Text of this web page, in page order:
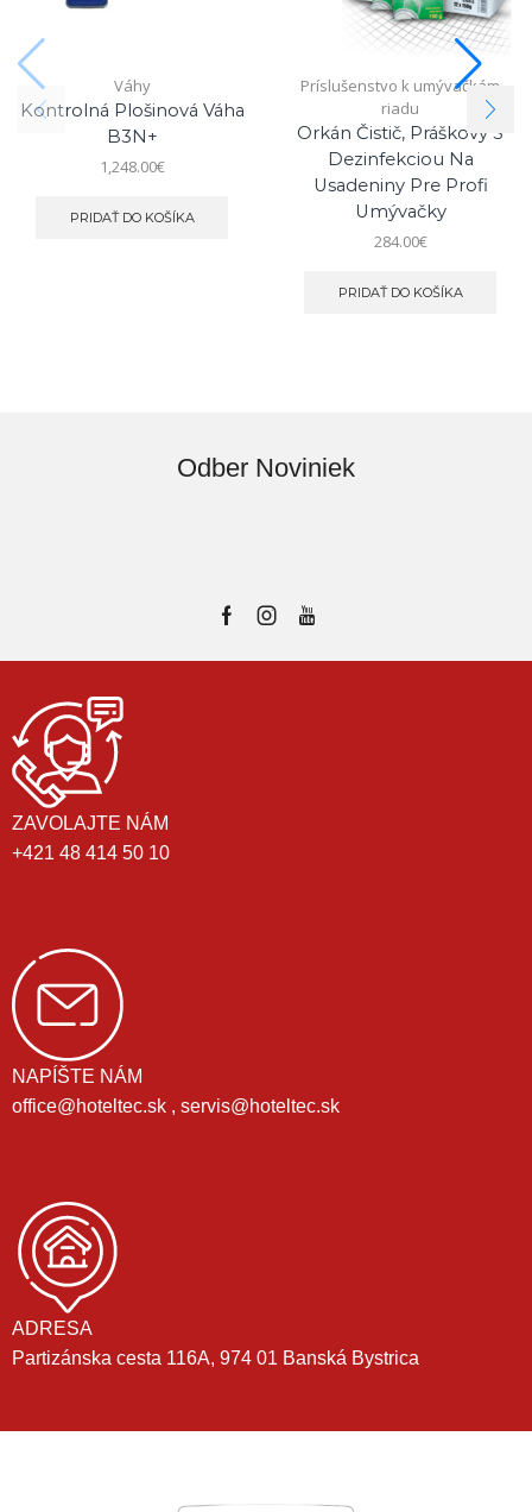
Váhy
Kontrolná Plošinová Váha
B3N+
1,248.00€
PRIDAŤ DO KOŠÍKA
Príslušenstvo k umývačkám
riadu
Orkán Čistič, Práškový S
Dezinfekciou Na
Usadeniny Pre Profi
Umývačky
284.00€
PRIDAŤ DO KOŠÍKA
Odber Noviniek
ZAVOLAJTE NÁM
+421 48 414 50 10
NAPÍŠTE NÁM
office@hoteltec.sk , servis@hoteltec.sk
ADRESA
Partizánska cesta 116A, 974 01 Banská Bystrica